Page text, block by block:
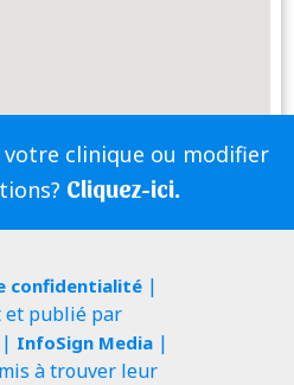
clinique ou modifier
Cliquez-ici.
confidentialité|
et publié par
| InfoSign Media|
à trouver leur